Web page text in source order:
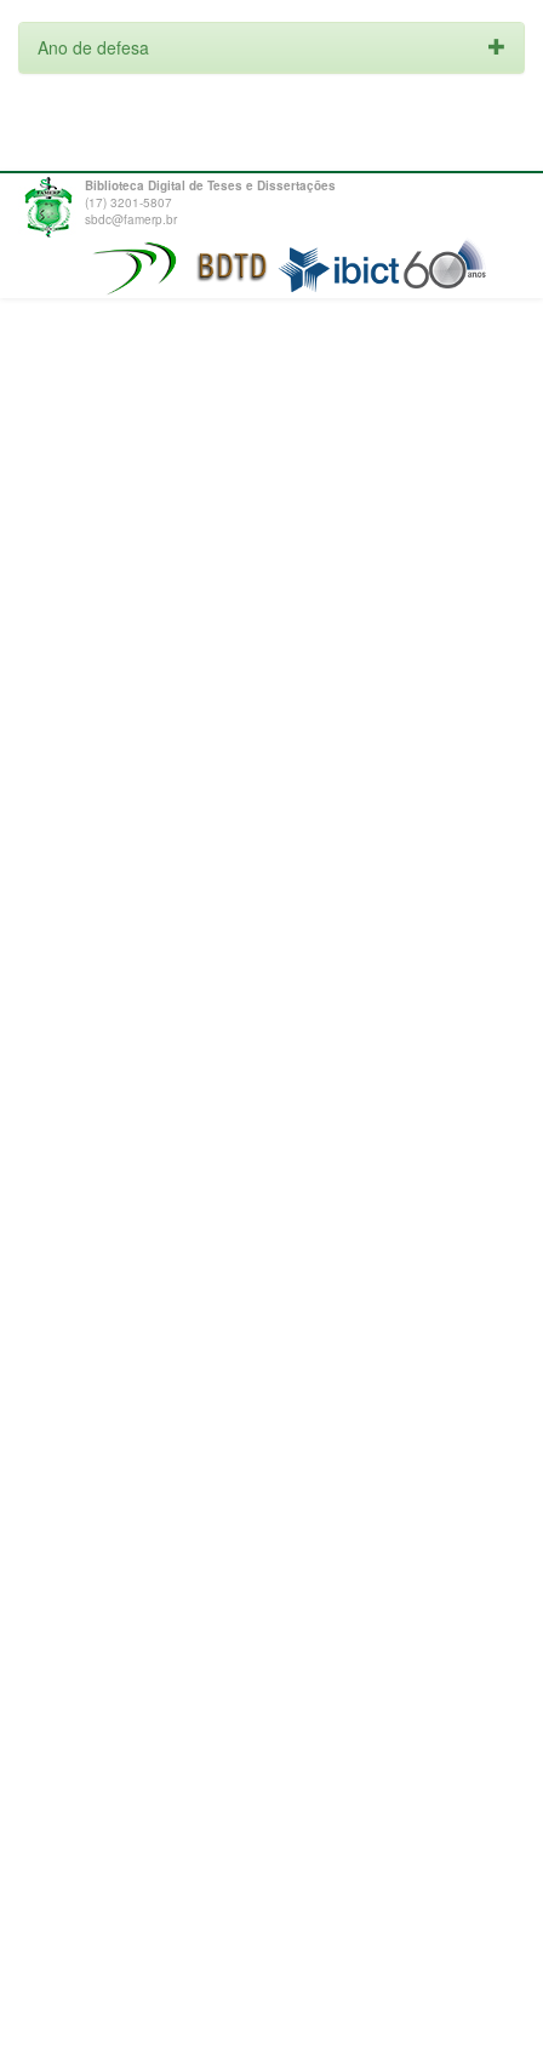
Ano de defesa
Biblioteca Digital de Teses e Dissertações
(17) 3201-5807
sbdc@famerp.br